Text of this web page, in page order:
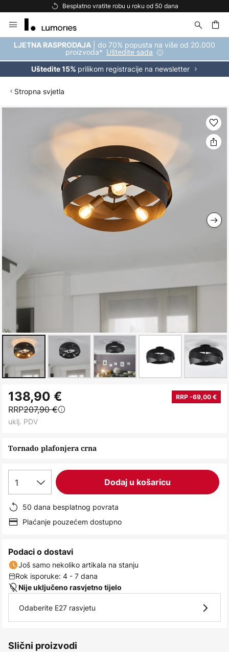
Besplatno vratite robu u roku od 50 dana
to
Content
LJETNA RASPRODAJA | do 70% popusta na više od 20.000
proizvoda* Uštedite sada
Uštedite 15% prilikom registracije na newsletter
Stropna svjetla
to
the
beginning
the
Tornado plafonjera crna
138,90 € RRP -69,00 €
RRP207,90 €
uklj. PDV
1 Dodaj u košaricu
50 dana besplatnog povrata
Plaćanje pouzećem dostupno
Podaci o dostavi
Još samo nekoliko artikala na stanju
Rok isporuke: 4 - 7 dana
Nije uključeno rasvjetno tijelo
Odaberite E27 rasvjetu
Slični proizvodi